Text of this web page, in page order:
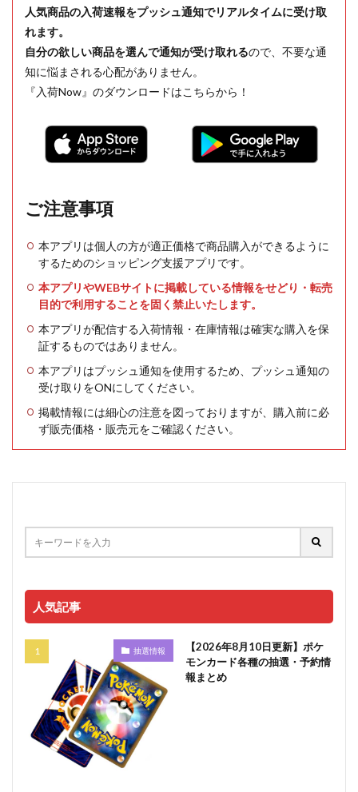
人気商品の入荷速報をプッシュ通知でリアルタイムに受け取
れます。
自分の欲しい商品を選んで通知が受け取れるので、不要な通
知に悩まされる心配がありません。
『入荷Now』のダウンロードはこちらから！
ご注意事項
本アプリは個人の方が適正価格で商品購入ができるように
するためのショッピング支援アプリです。
本アプリやWEBサイトに掲載している情報をせどり・転売
目的で利用することを固く禁止いたします。
本アプリが配信する入荷情報・在庫情報は確実な購入を保
証するものではありません。
本アプリはプッシュ通知を使用するため、プッシュ通知の
受け取りをONにしてください。
掲載情報には細心の注意を図っておりますが、購入前に必
ず販売価格・販売元をご確認ください。
人気記事
抽選情報
【2026年8月10日更新】ポケ
モンカード各種の抽選・予約情
報まとめ